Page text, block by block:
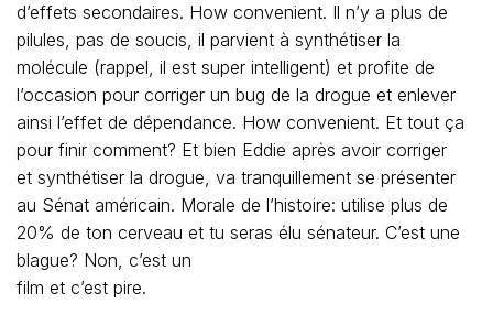
d’effets secondaires. How convenient. Il n’y a plus de
pilules, pas de soucis, il parvient à synthétiser la
molécule (rappel, il est super intelligent) et profite de
l’occasion pour corriger un bug de la drogue et enlever
ainsi l’effet de dépendance. How convenient. Et tout ça
pour finir comment? Et bien Eddie après avoir corriger
et synthétiser la drogue, va tranquillement se présenter
au Sénat américain. Morale de l’histoire: utilise plus de
20% de ton cerveau et tu seras élu sénateur. C’est une
blague? Non, c’est un
film et c’est pire.